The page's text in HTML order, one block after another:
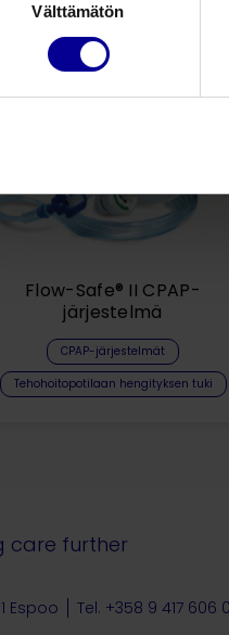
Välttämätön
Flow-Safe® II CPAP-
järjestelmä
CPAP-järjestelmät
Tehohoitopotilaan hengityksen tuki
care further
Espoo Tel. +358 9 417 606